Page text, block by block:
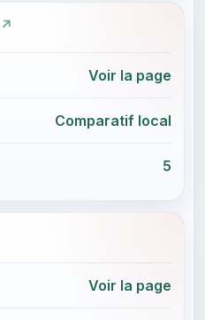
Voir la page
Comparatif local
5
Voir la page